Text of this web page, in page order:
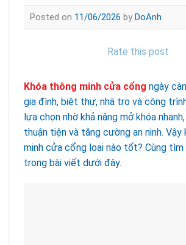
Posted on 11/06/2026 by DoAnh
Rate this post
Khóa thông minh cửa cổng ngày
gia đình, biệt thự, nhà trọ và công
lựa chọn nhờ khả năng mở khóa
thuận tiện và tăng cường an ninh. Vậy
minh cửa cổng loại nào tốt? Cùng tìm
trong bài viết dưới đây.